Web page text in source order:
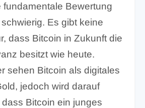
fundamentale Bewertung
Es gibt keine
dass Bitcoin in Zukunft die
besitzt wie heute.
sehen Bitcoin als digitales
jedoch wird darauf
Bitcoin ein junges